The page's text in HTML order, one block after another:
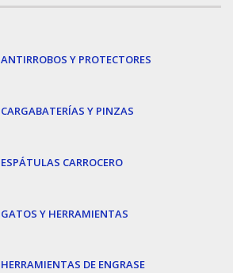
ANTIRROBOS Y PROTECTORES
CARGABATERÍAS Y PINZAS
ESPÁTULAS CARROCERO
GATOS Y HERRAMIENTAS
HERRAMIENTAS DE ENGRASE